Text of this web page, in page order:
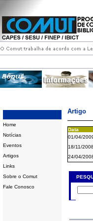
Home
Notícias
Eventos
Artigos
Links
Sobre o Comut
Fale Conosco
Artigo
Data
01/04/
18/11/2008
24/04/